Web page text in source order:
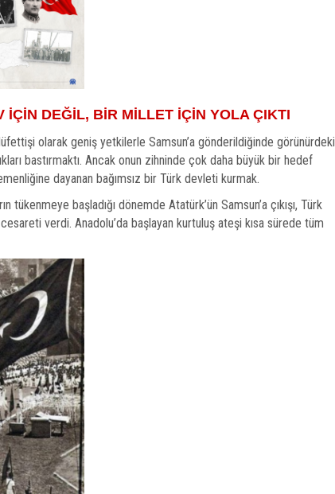
İÇİN DEĞİL, BİR MİLLET İÇİN YOLA ÇIKTI
olarak geniş yetkilerle Samsun’a gönderildiğinde görünürdeki
bastırmaktı. Ancak onun zihninde çok daha büyük bir hedef
dayanan bağımsız bir Türk devleti kurmak.
tükenmeye başladığı dönemde Atatürk’ün Samsun’a çıkışı, Türk
verdi. Anadolu’da başlayan kurtuluş ateşi kısa sürede tüm